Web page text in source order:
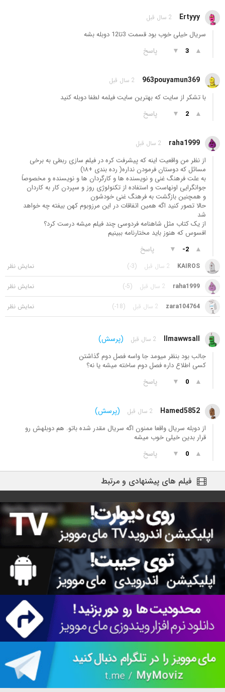
Ertyyy 2 سال قبل
سریال خیلی خوب بود قسمت 3تا12 دوبله بشه
▲
3
▼ پاسخ
963pouyamun369 2 سال قبل
با تشکر از سایت که بهترین سایت فیلمه لطفا دوبله کنید
▲
2
▼ پاسخ
raha1999 2 سال قبل
از نظر من واقعیت اینه که پیشرفت کره در فیلم سازی ربطی به برخی
مسائل که دوستان فرمودن نداره( رده بندی +١٨)
به علت فرهنگ غنی و نویسنده ها و کارگردان ها و نویسنده و مخصوصاً
جوانگرایی اونهاست و استفاده از تکنولوژی روز و سپردن کار به کاردان
و همچنین بازگشت به فرهنگ غنی خودشون
حالا تصور کنید اگه همین اتفاقات در این مرزوبوم کهن بیفته چه خواهد
شد
از یک کتاب مثل شاهنامه فردوسی چند فیلم میشه درست کرد؟
افسوس که هنوز باید مختارنامه ببینیم
▲
-2
▼ پاسخ
KAIROS 2 سال قبل (-3)
raha1999 2 سال قبل (-5)
zara104764 2 سال قبل (-18)
llmawwsall 2 سال قبل (پرسش)
جالب بود بنظر میومد جا واسه فصل دوم گذاشتن
کسی اطلاع داره فصل دوم ساخته میشه یا نه؟
▲
0
▼ پاسخ
Hamed5852 2 سال قبل (پرسش)
از دوبله سریال واقعا ممنون اگه سریال مقدر شده باتو. هم دوبلهش رو
قرار بدین خیلی خوب میشه
▲
0
▼ پاسخ
فیلم های پیشنهادی و مرتبط